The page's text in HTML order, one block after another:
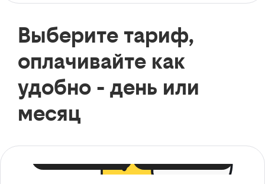
Выберите тариф,
оплачивайте как
удобно - день или
месяц